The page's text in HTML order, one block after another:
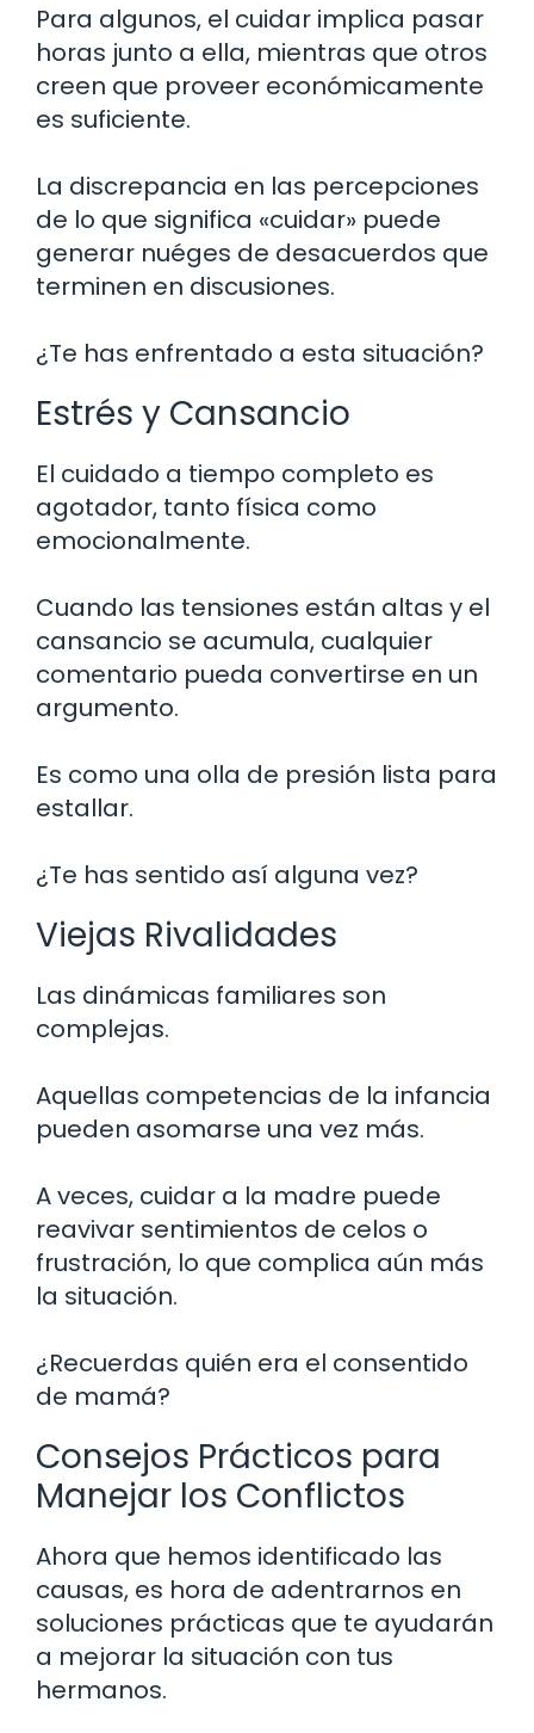
Para algunos, el cuidar implica pasar
horas junto a ella, mientras que otros
creen que proveer económicamente
es suficiente.
La discrepancia en las percepciones
de lo que significa «cuidar» puede
generar nuéges de desacuerdos que
terminen en discusiones.
¿Te has enfrentado a esta situación?
Estrés y Cansancio
El cuidado a tiempo completo es
agotador, tanto física como
emocionalmente.
Cuando las tensiones están altas y el
cansancio se acumula, cualquier
comentario pueda convertirse en un
argumento.
Es como una olla de presión lista para
estallar.
¿Te has sentido así alguna vez?
Viejas Rivalidades
Las dinámicas familiares son
complejas.
Aquellas competencias de la infancia
pueden asomarse una vez más.
A veces, cuidar a la madre puede
reavivar sentimientos de celos o
frustración, lo que complica aún más
la situación.
¿Recuerdas quién era el consentido
de mamá?
Consejos Prácticos para
Manejar los Conflictos
Ahora que hemos identificado las
causas, es hora de adentrarnos en
soluciones prácticas que te ayudarán
a mejorar la situación con tus
hermanos.